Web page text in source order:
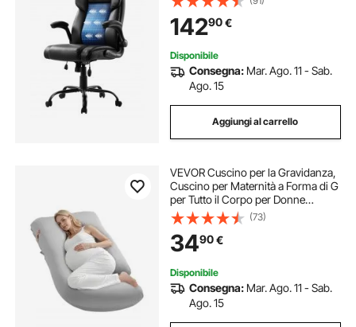
Pelle PU, Carico max. 136,08 kg
Altezza Regolabile, Sedia da Studio
14290€
Disponibile
Consegna: Mar. Ago. 11 - Sab.
Ago. 15
Aggiungi al carrello
VEVOR Cuscino per la Gravidanza,
Cuscino per Maternità a Forma di G
per Tutto il Corpo per Donne
Incinte, Supporto per la Gravidanza
Morbido Traspirante con Fodera
Rimovibile e Lavabile
(73)
3490€
Disponibile
Consegna: Mar. Ago. 11 - Sab.
Ago. 15